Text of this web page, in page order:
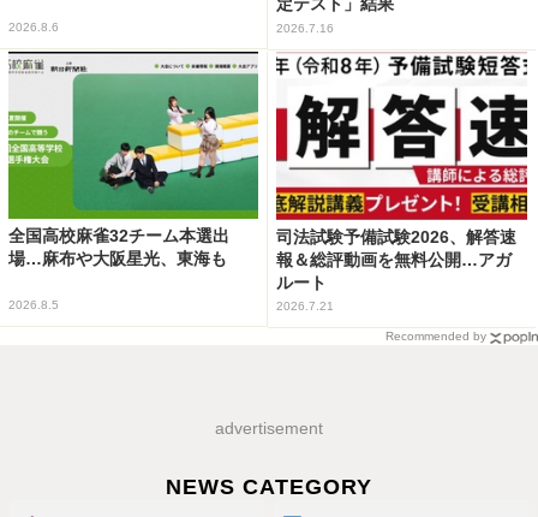
2026.8.6
定テスト」結果
2026.7.16
全国高校麻雀32チーム本選出
場…麻布や大阪星光、東海も
2026.8.5
司法試験予備試験2026、解答速
報＆総評動画を無料公開…アガ
ルート
2026.7.21
Recommended by
advertisement
NEWS CATEGORY